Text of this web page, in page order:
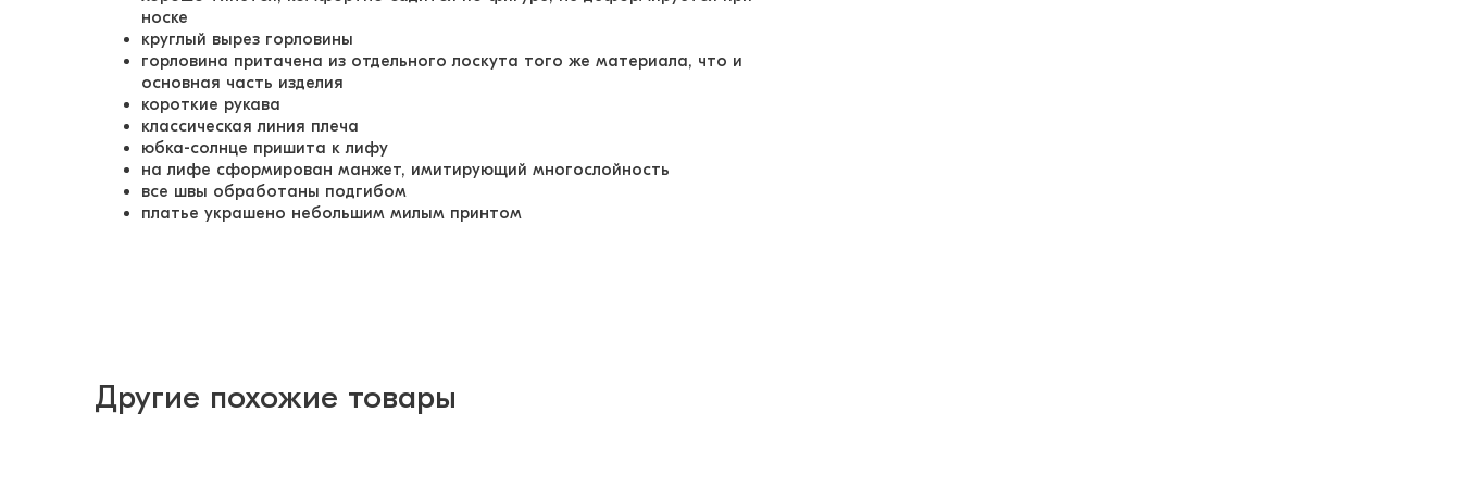
носке
круглый вырез горловины
горловина притачена из отдельного лоскута того же материала, что и
основная часть изделия
короткие рукава
классическая линия плеча
юбка-солнце пришита к лифу
на лифе сформирован манжет, имитирующий многослойность
все швы обработаны подгибом
платье украшено небольшим милым принтом
Другие похожие товары